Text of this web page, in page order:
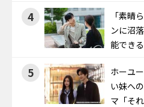
4
「素晴
ンに沼
能でき
5
ホーユ
い妹へ
マ「そ